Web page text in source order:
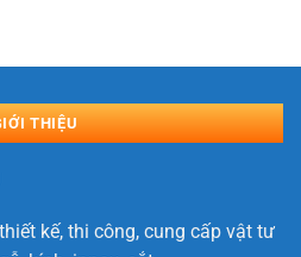
THIỆU
kế, thi công, cung cấp vật tư